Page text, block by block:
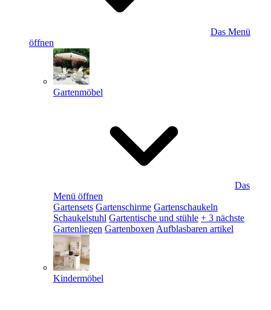
Das Menü
öffnen
Gartenmöbel
Das
Menü öffnen
Gartensets Gartenschirme Gartenschaukeln
Schaukelstuhl Gartentische und stühle + 3 nächste
Gartenliegen Gartenboxen Aufblasbaren artikel
Kindermöbel